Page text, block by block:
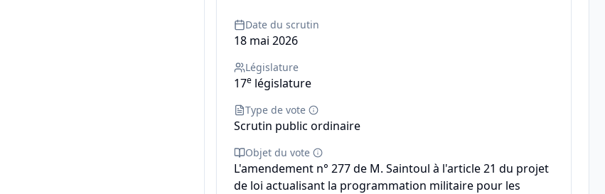
Date du scrutin
18 mai 2026
Législature
17e législature
Type de vote
Scrutin public ordinaire
Objet du vote
L'amendement n° 277 de M. Saintoul à l'article 21 du projet
de loi actualisant la programmation militaire pour les